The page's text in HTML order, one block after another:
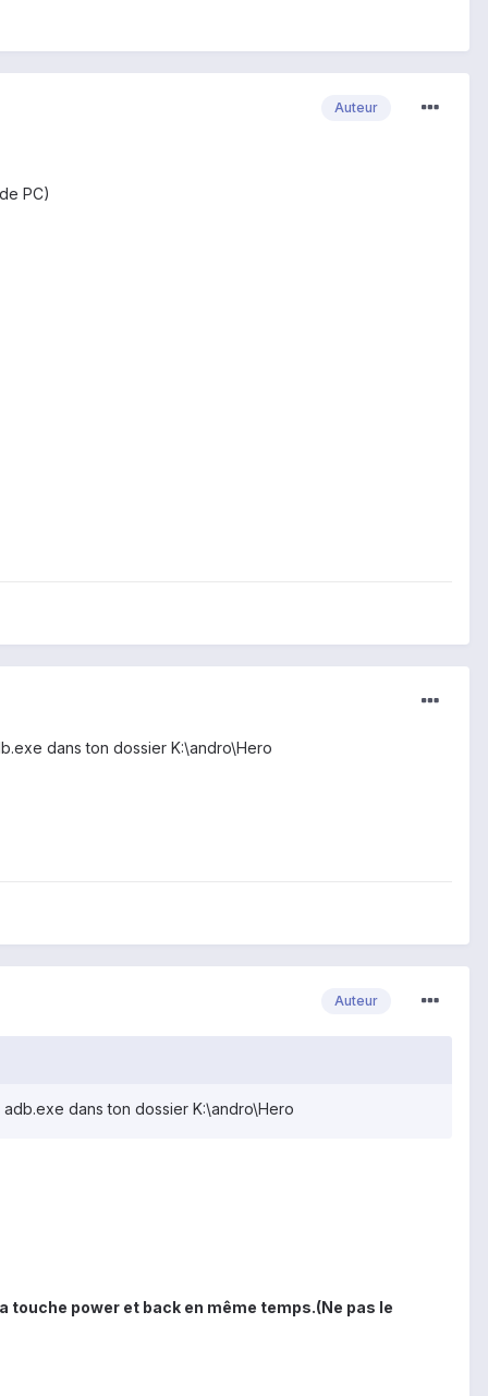
Auteur
PC)
dans ton dossier K:\andro\Hero
Auteur
dans ton dossier K:\andro\Hero
touche power et back en même temps.(Ne pas le